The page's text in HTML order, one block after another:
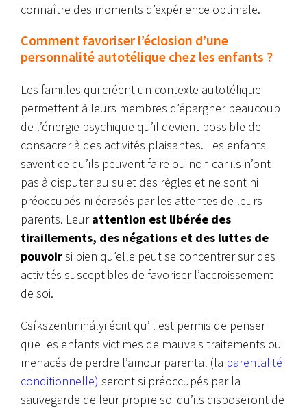
connaître des moments d’expérience optimale.
Comment favoriser l’éclosion d’une
personnalité autotélique chez les enfants ?
Les familles qui créent un contexte autotélique
permettent à leurs membres d’épargner beaucoup
de l’énergie psychique qu’il devient possible de
consacrer à des activités plaisantes. Les enfants
savent ce qu’ils peuvent faire ou non car ils n’ont
pas à disputer au sujet des règles et ne sont ni
préoccupés ni écrasés par les attentes de leurs
parents. Leurattention est libérée des
tiraillements, des négations et des luttes de
pouvoirsi bien qu’elle peut se concentrer sur des
activités susceptibles de favoriser l’accroissement
de soi.
Csíkszentmihályi écrit qu’il est permis de penser
que les enfants victimes de mauvais traitements ou
menacés de perdre l’amour parental (la parentalité
conditionnelle) seront si préoccupés par la
sauvegarde de leur propre soi qu’ils disposeront de